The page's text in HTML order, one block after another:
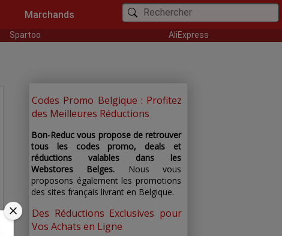
Marchands
Spartoo AliExpress
Codes Promo Belgique : Profitez
des Meilleures Réductions
Bon-Reduc vous propose de retrouver
tous les codes promo, deals et
réductions valables dans les
Webstores Belges. Nous vous
proposons également les promotions
des sites français livrant en Belgique.
Des Réductions Exclusives pour
Vos Achats en Ligne